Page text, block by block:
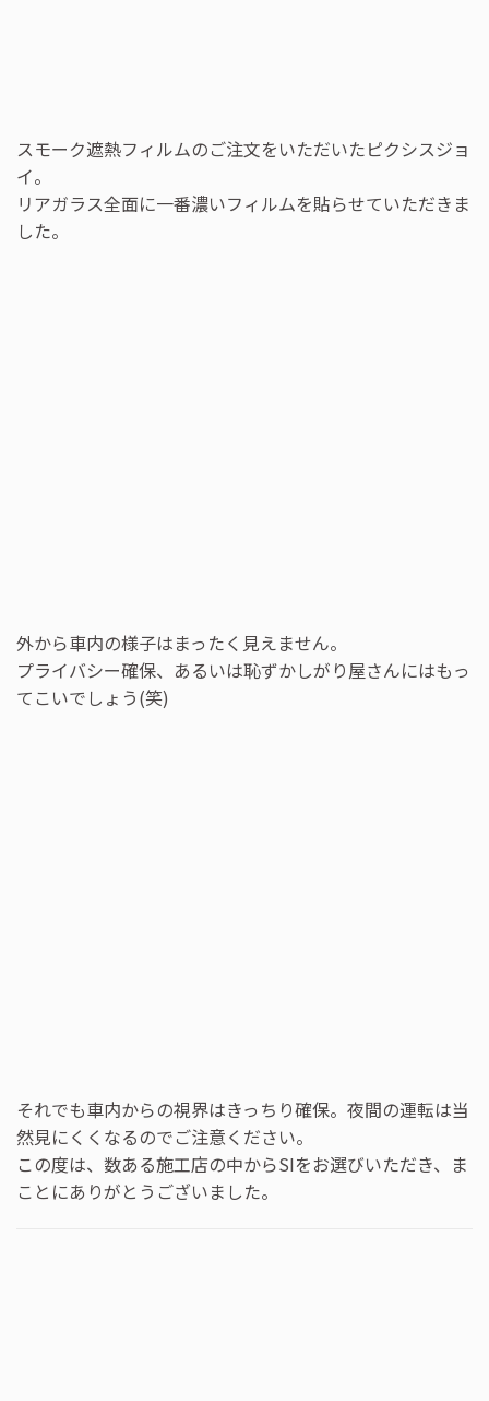
スモーク遮熱フィルムのご注文をいただいたピクシスジョ
イ。
リアガラス全面に一番濃いフィルムを貼らせていただきま
した。
外から車内の様子はまったく見えません。
プライバシー確保、あるいは恥ずかしがり屋さんにはもっ
てこいでしょう(笑)
それでも車内からの視界はきっちり確保。夜間の運転は当
然見にくくなるのでご注意ください。
この度は、数ある施工店の中からSIをお選びいただき、ま
ことにありがとうございました。